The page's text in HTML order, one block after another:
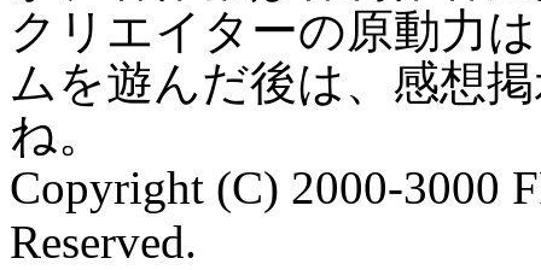
クリエイターの原動力
ムを遊んだ後は、感想
ね。
Copyright (C) 2000-3000
Reserved.